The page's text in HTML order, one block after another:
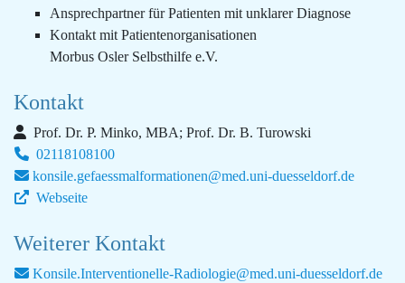
Ansprechpartner für Patienten mit unklarer Diagnose
Kontakt mit Patientenorganisationen
Morbus Osler Selbsthilfe e.V.
Kontakt
Prof. Dr. P. Minko, MBA; Prof. Dr. B. Turowski
02118108100
konsile.gefaessmalformationen@med.uni-duesseldorf.de
Webseite
Weiterer Kontakt
Konsile.Interventionelle-Radiologie@med.uni-duesseldorf.de